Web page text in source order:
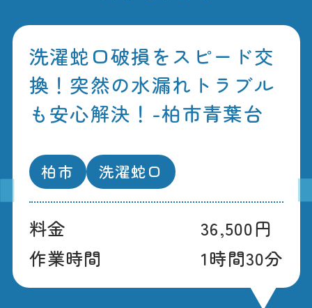
洗濯蛇口破損をスピード交
換！突然の水漏れトラブル
も安心解決！-柏市青葉台
柏市 洗濯蛇口
料金
36,500円
作業時間
1時間30分